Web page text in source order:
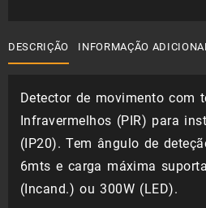
DESCRIÇÃO INFORMAÇÃO
Detector de movimento com
Infravermelhos (PIR) para
(IP20). Tem ângulo de
6mts e carga máxima
(Incand.) ou 300W (LED).